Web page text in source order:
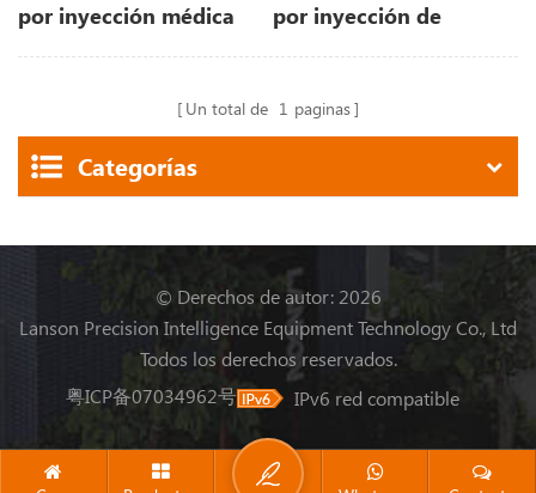
por inyección médica
de jeringa
por inyección de
plástico GT5-LS200S
mejorada
Un total de 1 paginas
Categorías
© Derechos de autor: 2026
Lanson Precision Intelligence Equipment Technology Co., Ltd
Todos los derechos reservados.
粤ICP备07034962号
IPv6 red compatible